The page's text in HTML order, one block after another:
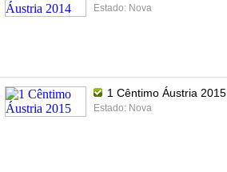
Estado: Nova
1 Cêntimo Áustria 2015
Estado: Nova